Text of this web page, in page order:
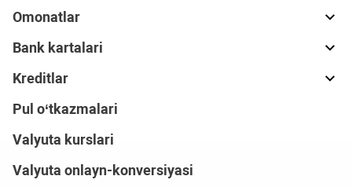
Omonatlar
Bank kartalari
Kreditlar
Pul o‘tkazmalari
Valyuta kurslari
Valyuta onlayn-konversiyasi